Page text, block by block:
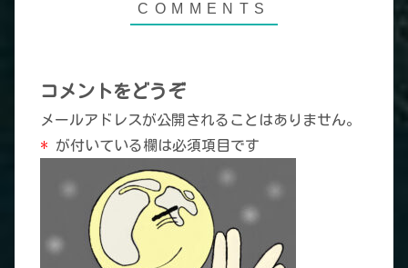
コメントをどうぞ
メールアドレスが公開されることはありません。
* が付いている欄は必須項目です